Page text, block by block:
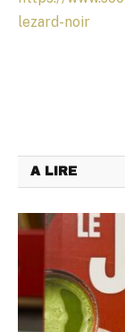
lezard-noir
A LIRE